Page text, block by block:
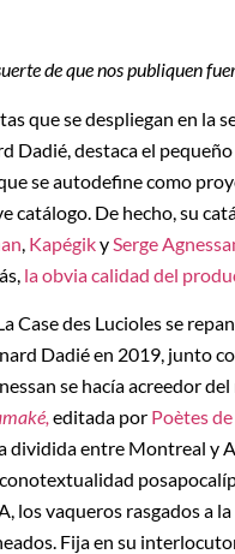
de que nos publiquen
que se despliegan en la
Dadié, destaca el
se autodefine como
catálogo. De hecho, su
Kapégiky Serge
la obvia calidad del
Case des Lucioles se
Dadié en 2019, junto
se hacía acreedor
editada por Poètes
dividida entre Montreal y
los vaqueros rasgados a
Fija en su